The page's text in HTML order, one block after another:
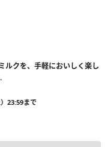
ルクを、手軽においしく楽し
23:59まで